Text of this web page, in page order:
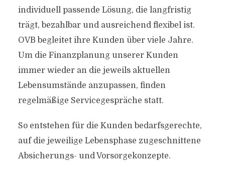
individuell passende Lösung, die langfristig
trägt, bezahlbar und ausreichend flexibel ist.
OVB begleitet ihre Kunden über viele Jahre.
Um die Finanzplanung unserer Kunden
immer wieder an die jeweils aktuellen
Lebensumstände anzupassen, finden
regelmäßige Servicegespräche statt.
So entstehen für die Kunden bedarfsgerechte,
auf die jeweilige Lebensphase zugeschnittene
Absicherungs- und Vorsorgekonzepte.